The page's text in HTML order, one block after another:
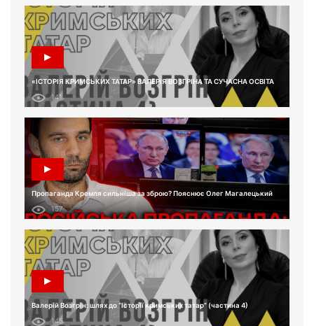
«ІСТОРІЯ КРИМСЬКИХ ТАТАР» ВАЛЕРІЯ ВОЗГРІНА ТА СУЧАСНА ОСВІТА
141
Пропаганда Кремля сильніша за зброю? Пояснює Олег Магалецький
157
Валерій Возгрін: шлях до “Історії кримських татар” (частина 4)
145